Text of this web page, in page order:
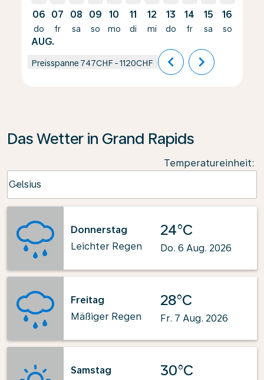
06
do
AUG.
07
fr
08
sa
09
so
10
mo
11
di
12
mi
13
do
14
fr
15
sa
16
so
Preisspanne 747CHF -1120CHF chevron_left chevron_right
Das Wetter in Grand Rapids
Temperatureinheit:
Celsius
keyboard_arrow_down
Donnerstag
Leichter Regen
24°C
Do. 6 Aug. 2026
Freitag
Mäßiger Regen
28°C
Fr. 7 Aug. 2026
Samstag
30°C